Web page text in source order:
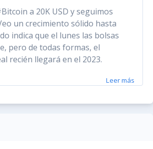
a 20K USD y seguimos
un crecimiento sólido hasta
indica que el lunes las bolsas
pero de todas formas, el
recién llegará en el 2023.
Leer más